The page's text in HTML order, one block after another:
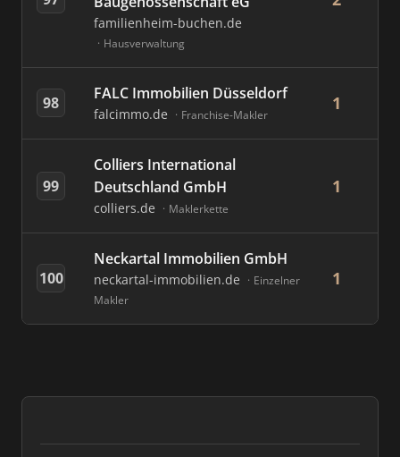
familienheim-buchen.de
Hausverwaltung
98 FALC Immobilien Düsseldorf
falcimmo.de Franchise-Makler
1
99
Colliers International
Deutschland GmbH
colliers.de Maklerkette
1
100
Neckartal Immobilien GmbH
neckartal-immobilien.de
Einzelner
Makler
1